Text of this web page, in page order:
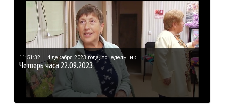
11:51:32 4 декабря 2023 года, понедельник
Четверь часа 22.09.2023